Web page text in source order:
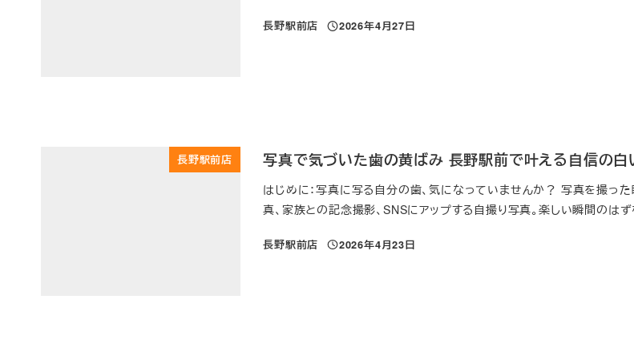
長野駅前店
投稿日
2026年4月27日
長野駅前店 写真で気づいた歯の黄ばみ 長野駅前で叶える自信の白
はじめに：写真に写る自分の歯、気になっていませんか？ 写真を撮っ
真、家族との記念撮影、SNSにアップする自撮り写真。楽しい瞬間のは
長野駅前店
投稿日
2026年4月23日